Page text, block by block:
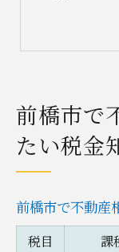
相続
不動産
相続税
手続き
税金
前橋市で
たい税金
前橋市で不動産
税目 課